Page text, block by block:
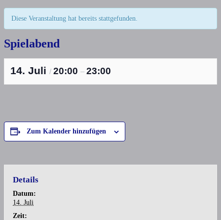
Diese Veranstaltung hat bereits stattgefunden.
Spielabend
14. Juli / 20:00 – 23:00
Zum Kalender hinzufügen
Details
Datum:
14. Juli
Zeit: